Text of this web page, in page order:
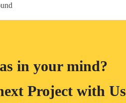
in your mind?
Project with Us